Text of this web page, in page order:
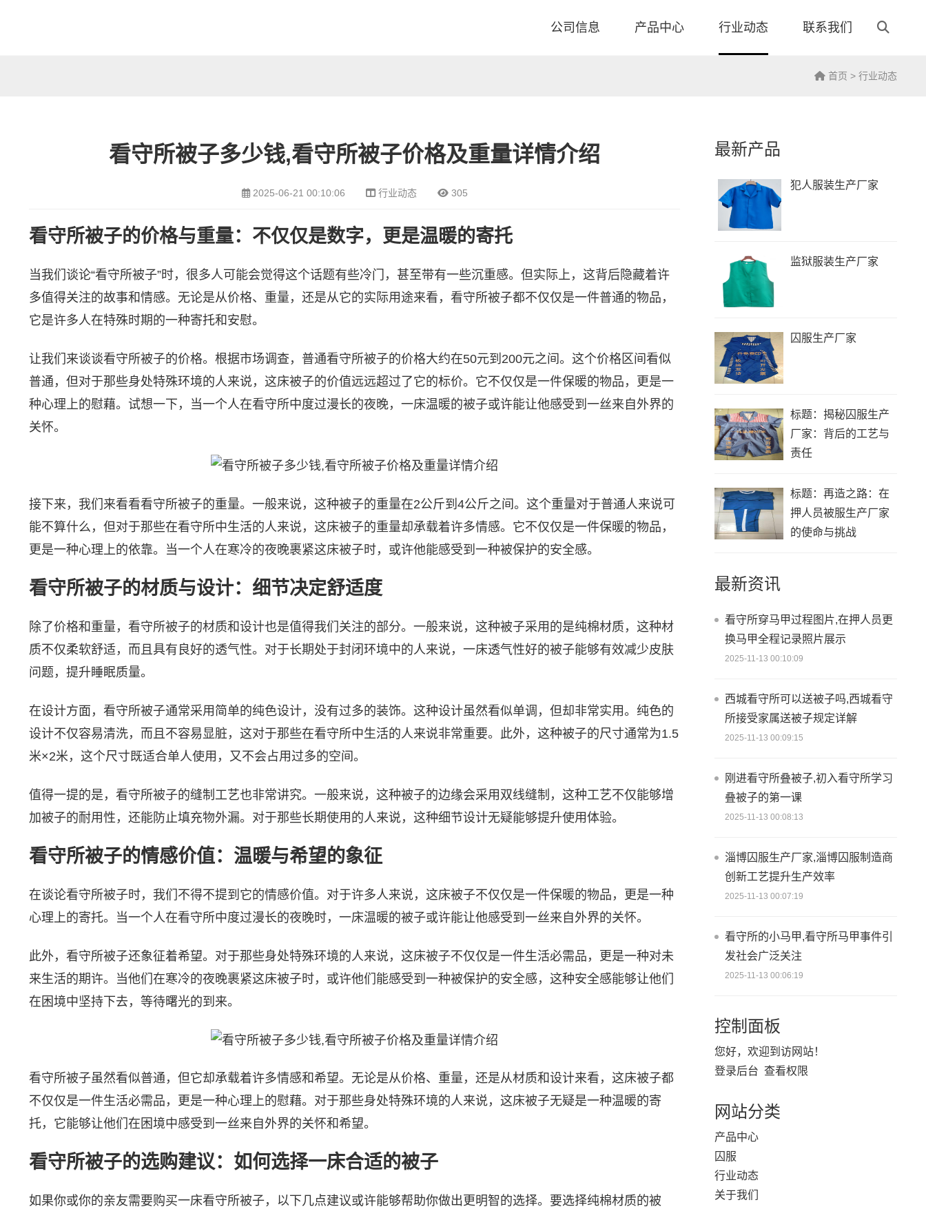
公司信息 产品中心 行业动态 联系我们
首页 > 行业动态
看守所被子多少钱,看守所被子价格及重量详情介绍
2025-06-21 00:10:06 行业动态 305
看守所被子的价格与重量：不仅仅是数字，更是温暖的寄托
当我们谈论“看守所被子”时，很多人可能会觉得这个话题有些冷门，甚至带有一些沉重感。但实际上，这背后隐藏着许
多值得关注的故事和情感。无论是从价格、重量，还是从它的实际用途来看，看守所被子都不仅仅是一件普通的物品，
它是许多人在特殊时期的一种寄托和安慰。
让我们来谈谈看守所被子的价格。根据市场调查，普通看守所被子的价格大约在50元到200元之间。这个价格区间看似
普通，但对于那些身处特殊环境的人来说，这床被子的价值远远超过了它的标价。它不仅仅是一件保暖的物品，更是一
种心理上的慰藉。试想一下，当一个人在看守所中度过漫长的夜晚，一床温暖的被子或许能让他感受到一丝来自外界的
关怀。
接下来，我们来看看看守所被子的重量。一般来说，这种被子的重量在2公斤到4公斤之间。这个重量对于普通人来说可
能不算什么，但对于那些在看守所中生活的人来说，这床被子的重量却承载着许多情感。它不仅仅是一件保暖的物品，
更是一种心理上的依靠。当一个人在寒冷的夜晚裹紧这床被子时，或许他能感受到一种被保护的安全感。
看守所被子的材质与设计：细节决定舒适度
除了价格和重量，看守所被子的材质和设计也是值得我们关注的部分。一般来说，这种被子采用的是纯棉材质，这种材
质不仅柔软舒适，而且具有良好的透气性。对于长期处于封闭环境中的人来说，一床透气性好的被子能够有效减少皮肤
问题，提升睡眠质量。
在设计方面，看守所被子通常采用简单的纯色设计，没有过多的装饰。这种设计虽然看似单调，但却非常实用。纯色的
设计不仅容易清洗，而且不容易显脏，这对于那些在看守所中生活的人来说非常重要。此外，这种被子的尺寸通常为1.5
米×2米，这个尺寸既适合单人使用，又不会占用过多的空间。
值得一提的是，看守所被子的缝制工艺也非常讲究。一般来说，这种被子的边缘会采用双线缝制，这种工艺不仅能够增
加被子的耐用性，还能防止填充物外漏。对于那些长期使用的人来说，这种细节设计无疑能够提升使用体验。
看守所被子的情感价值：温暖与希望的象征
在谈论看守所被子时，我们不得不提到它的情感价值。对于许多人来说，这床被子不仅仅是一件保暖的物品，更是一种
心理上的寄托。当一个人在看守所中度过漫长的夜晚时，一床温暖的被子或许能让他感受到一丝来自外界的关怀。
此外，看守所被子还象征着希望。对于那些身处特殊环境的人来说，这床被子不仅仅是一件生活必需品，更是一种对未
来生活的期许。当他们在寒冷的夜晚裹紧这床被子时，或许他们能感受到一种被保护的安全感，这种安全感能够让他们
在困境中坚持下去，等待曙光的到来。
看守所被子虽然看似普通，但它却承载着许多情感和希望。无论是从价格、重量，还是从材质和设计来看，这床被子都
不仅仅是一件生活必需品，更是一种心理上的慰藉。对于那些身处特殊环境的人来说，这床被子无疑是一种温暖的寄
托，它能够让他们在困境中感受到一丝来自外界的关怀和希望。
看守所被子的选购建议：如何选择一床合适的被子
如果你或你的亲友需要购买一床看守所被子，以下几点建议或许能够帮助你做出更明智的选择。要选择纯棉材质的被
最新产品
犯人服装生产厂家
监狱服装生产厂家
囚服生产厂家
标题：揭秘囚服生产
厂家：背后的工艺与
责任
标题：再造之路：在
押人员被服生产厂家
的使命与挑战
最新资讯
看守所穿马甲过程图片,在押人员更
换马甲全程记录照片展示
2025-11-13 00:10:09
西城看守所可以送被子吗,西城看守
所接受家属送被子规定详解
2025-11-13 00:09:15
刚进看守所叠被子,初入看守所学习
叠被子的第一课
2025-11-13 00:08:13
淄博囚服生产厂家,淄博囚服制造商
创新工艺提升生产效率
2025-11-13 00:07:19
看守所的小马甲,看守所马甲事件引
发社会广泛关注
2025-11-13 00:06:19
控制面板
您好，欢迎到访网站！
登录后台 查看权限
网站分类
产品中心
囚服
行业动态
关于我们